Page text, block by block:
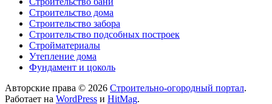
Строительство дома
Строительство забора
Строительство подсобных построек
Стройматериалы
Утепление дома
Фундамент и цоколь
Авторские права © 2026 Строительно-огородный портал.
Работает на WordPress и HitMag.